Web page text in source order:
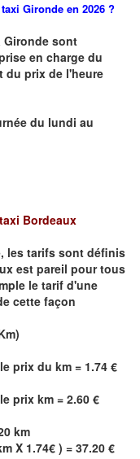
Gironde en 2026 ?
Gironde sont
en charge du
du prix de l'heure
du lundi au
Bordeaux
les tarifs sont définis
est pareil pour tous
le tarif d'une
cette façon
prix du km = 1.74 €
prix km = 2.60 €
km
X 1.74€ ) = 37.20 €